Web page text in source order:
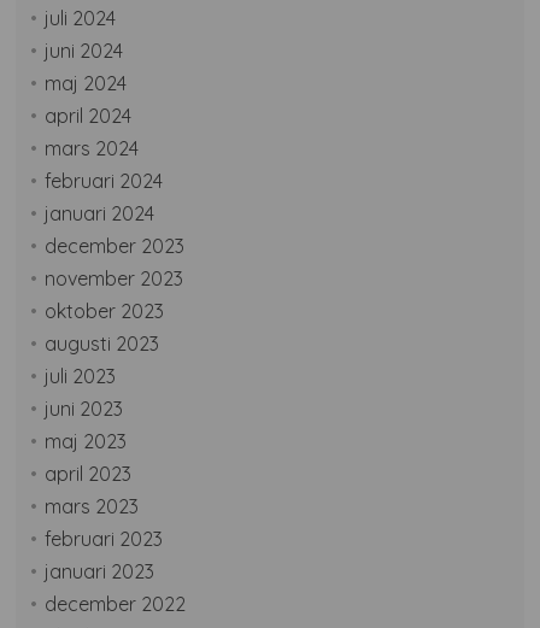
juli 2024
juni 2024
maj 2024
april 2024
mars 2024
februari 2024
januari 2024
december 2023
november 2023
oktober 2023
augusti 2023
juli 2023
juni 2023
maj 2023
april 2023
mars 2023
februari 2023
januari 2023
december 2022